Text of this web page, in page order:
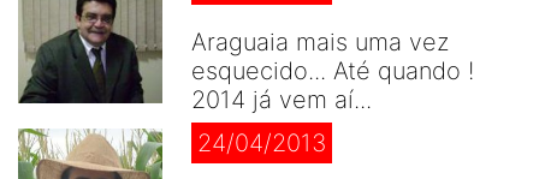
Araguaia mais uma vez
esquecido... Até quando !
2014 já vem aí...
24/04/2013